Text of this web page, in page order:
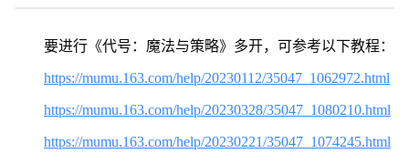
要进行《代号：魔法与策略》多开，可参考以下教程：
https://mumu.163.com/help/20230112/35047_1062972.html
https://mumu.163.com/help/20230328/35047_1080210.html
https://mumu.163.com/help/20230221/35047_1074245.html